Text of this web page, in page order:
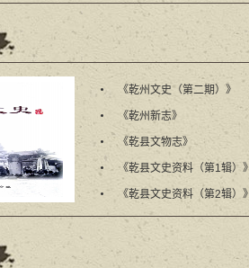
《乾州文史（第二期）》
《乾州新志》
《乾县文物志》
《乾县文史资料（第1辑）》
《乾县文史资料（第2辑）》